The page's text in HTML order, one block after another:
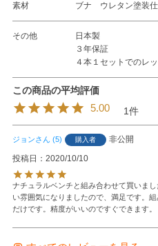
素材 ブナ ウレタン塗装
その他
日本製
３年保証
４本１セットでのレ
5.00 1
ジョン 5 購入者
非公開
投稿日
2020/10/10
ナチュラルベンチと組み合わせて買いま
い雰囲気になりましたので、満足です。
だけです。精度がいいのですぐできます。